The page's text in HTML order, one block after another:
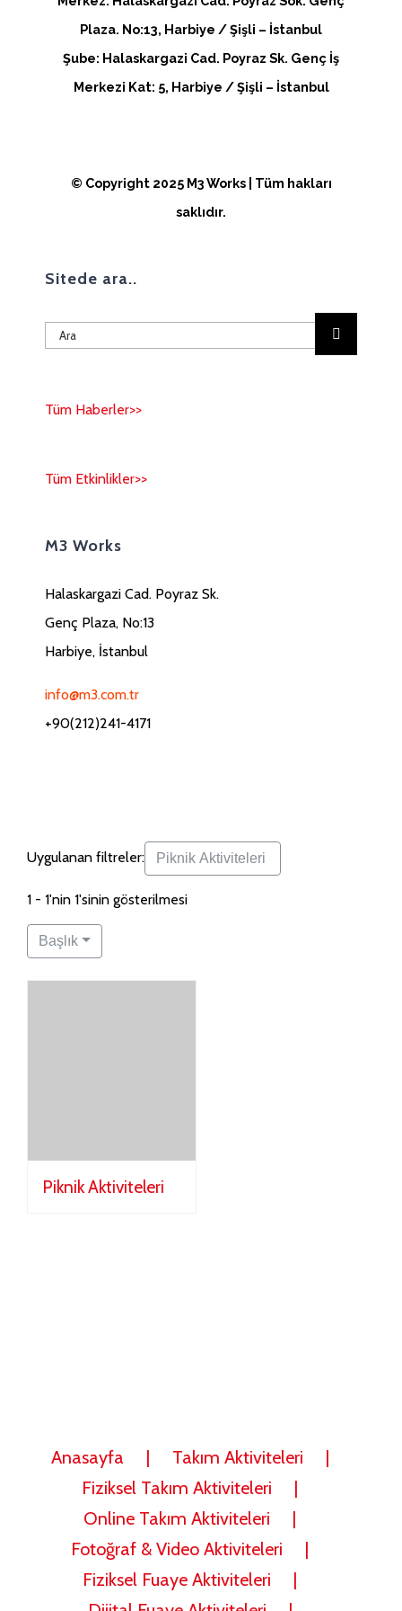
Uygulanan filtreler: Piknik Aktiviteleri
1 - 1'nin 1'sinin gösterilmesi
Başlık
Piknik Aktiviteleri
Plaza. No:13, Harbiye / Şişli – İstanbul
Şube: Halaskargazi Cad. Poyraz Sk. Genç İş
Merkezi Kat: 5, Harbiye / Şişli – İstanbul
© Copyright 2025 M3 Works | Tüm hakları
saklıdır.
Sitede ara..
Ara:
Tüm Haberler>>
Tüm Etkinlikler>>
M3 Works
Halaskargazi Cad. Poyraz Sk.
Genç Plaza, No:13
Harbiye, İstanbul
info@m3.com.tr
+90(212)241-4171
Anasayfa
Takım Aktiviteleri
Fiziksel Takım Aktiviteleri
Online Takım Aktiviteleri
Fotoğraf & Video Aktiviteleri
Fiziksel Fuaye Aktiviteleri